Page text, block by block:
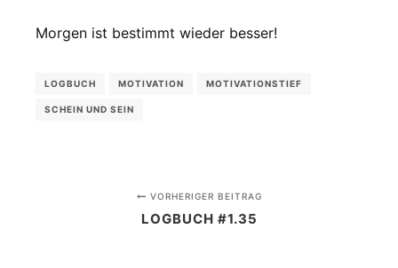
Morgen ist bestimmt wieder besser!
LOGBUCH MOTIVATION MOTIVATIONSTIEF
SCHEIN UND SEIN
VORHERIGER BEITRAG
LOGBUCH #1.35